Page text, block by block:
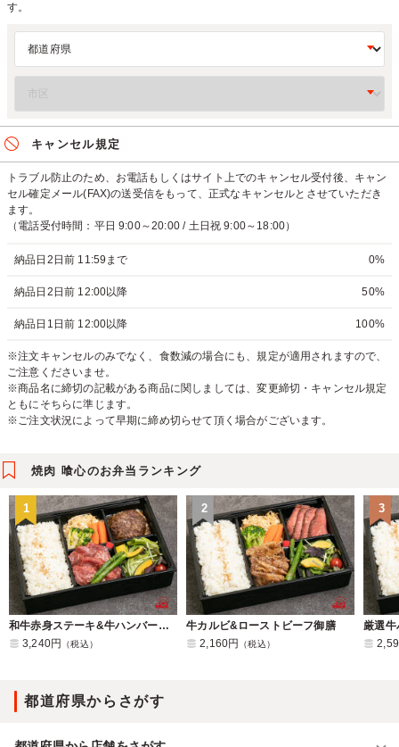
す。
キャンセル規定
トラブル防止のため、お電話もしくはサイト上でのキャンセル受付後、キャン
セル確定メール(FAX)の送受信をもって、正式なキャンセルとさせていただき
ます。
（電話受付時間：平日 9:00～20:00 / 土日祝 9:00～18:00）
納品日2日前 11:59まで 0%
納品日2日前 12:00以降 50%
納品日1日前 12:00以降 100%
※注文キャンセルのみでなく、食数減の場合にも、規定が適用されますので、
ご注意くださいませ。
※商品名に締切の記載がある商品に関しましては、変更締切・キャンセル規定
ともにそちらに準じます。
※ご注文状況によって早期に締め切らせて頂く場合がございます。
焼肉 喰心のお弁当ランキング
1
和牛赤身ステーキ&牛ハンバーグ御膳
3,240円
（税込）
2
牛カルビ&ローストビーフ御膳
2,160円
（税込）
3
都道府県からさがす